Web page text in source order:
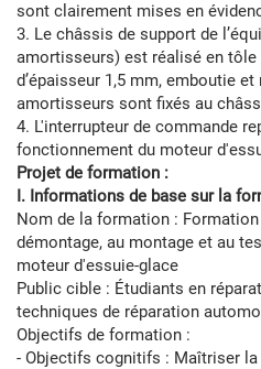
sont clairement mises en
3. Le châssis de support de
amortisseurs) est réalisé en tôle
d’épaisseur 1,5 mm, emboutie
amortisseurs sont fixés au
4. L'interrupteur de commande
fonctionnement du moteur
Projet de formation :
I. Informations de base sur la
Nom de la formation :
démontage, au montage et au
moteur d'essuie-glace
Public cible : Étudiants en
techniques de réparation
Objectifs de formation :
- Objectifs cognitifs : Maîtriser